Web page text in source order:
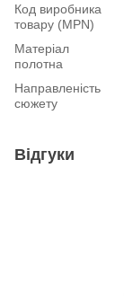
Код виробника
товару (MPN)
Матеріал
полотна
Направленість
сюжету
Відгуки